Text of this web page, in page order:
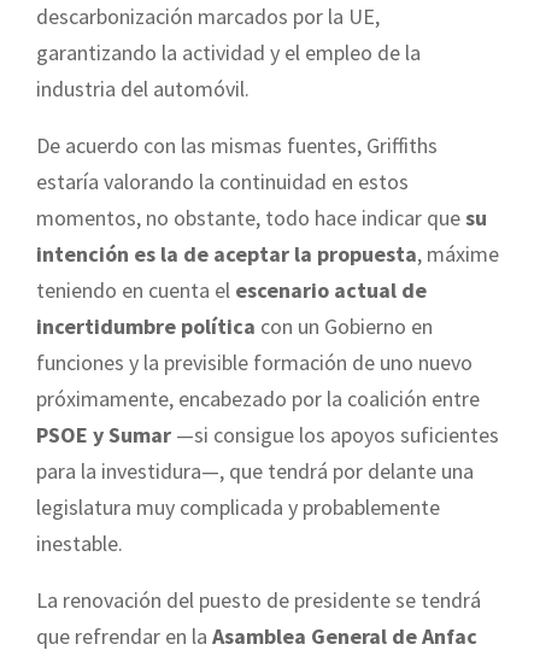
descarbonización marcados por la UE,
garantizando la actividad y el empleo de la
industria del automóvil.
De acuerdo con las mismas fuentes, Griffiths
estaría valorando la continuidad en estos
momentos, no obstante, todo hace indicar quesu
intención es la de aceptar la propuesta, máxime
teniendo en cuenta el escenario actual de
incertidumbre política con un Gobierno en
funciones y la previsible formación de uno nuevo
próximamente, encabezado por la coalición entre
PSOE y Sumar —si consigue los apoyos suficientes
para la investidura—, que tendrá por delante una
legislatura muy complicada y probablemente
inestable.
La renovación del puesto de presidente se tendrá
que refrendar en la Asamblea General de Anfac